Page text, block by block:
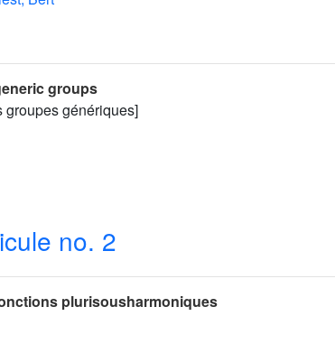
groups
groupes génériques]
no. 2
plurisousharmoniques